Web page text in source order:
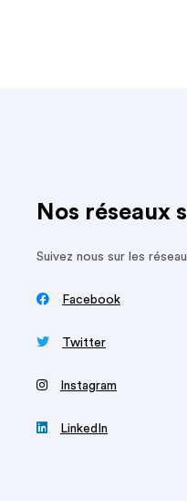
Nos réseaux
Suivez nous sur les
 Facebook
 Twitter
‍ Instagram
 LinkedIn